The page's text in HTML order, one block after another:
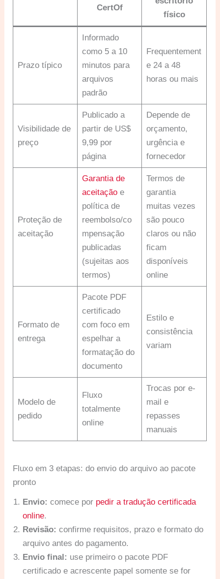
CertOf
físico
Prazo típico
Informado
como 5 a 10
minutos para
arquivos
padrão
Frequentement
e 24 a 48
horas ou mais
Visibilidade de
preço
Publicado a
partir de US$
9,99 por
página
Depende de
orçamento,
urgência e
fornecedor
Proteção de
aceitação
Garantia de
aceitaçãoe
política de
reembolso/co
mpensação
publicadas
(sujeitas aos
termos)
Termos de
garantia
muitas vezes
são pouco
claros ou não
ficam
disponíveis
online
Formato de
entrega
Pacote PDF
certificado
com foco em
espelhar a
formatação do
documento
Estilo e
consistência
variam
Modelo de
pedido
Fluxo
totalmente
online
Trocas por e-
mail e
repasses
manuais
Fluxo em 3 etapas: do envio do arquivo ao pacote
pronto
Envio: comece por pedir a tradução certificada
online.
Revisão: confirme requisitos, prazo e formato do
arquivo antes do pagamento.
Envio final: use primeiro o pacote PDF
certificado e acrescente papel somente se for